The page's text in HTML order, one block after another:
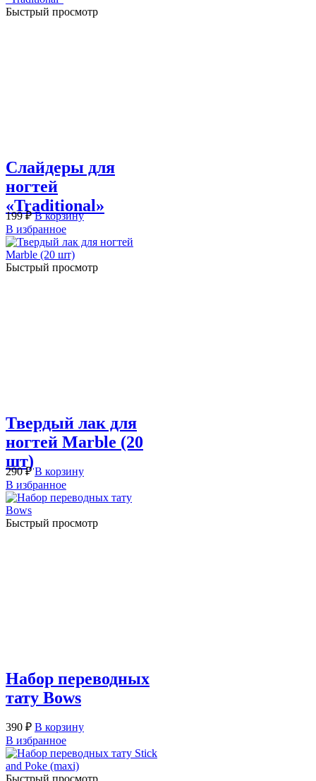
Быстрый просмотр
Слайдеры для
ногтей
«Traditional»
199₽ В корзину
В избранное
Быстрый просмотр
Твердый лак для
ногтей Marble (20
шт)
290₽ В корзину
В избранное
Быстрый просмотр
Набор переводных
тату Bows
390 ₽ В корзину
В избранное
Быстрый просмотр